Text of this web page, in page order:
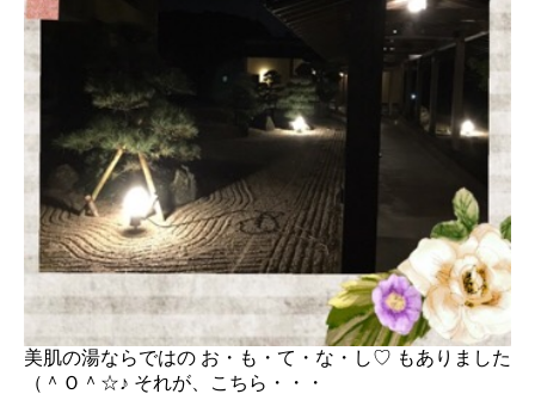
美肌の湯ならではの お・も・て・な・し♡ もありました
（＾Ｏ＾☆♪ それが、こちら・・・